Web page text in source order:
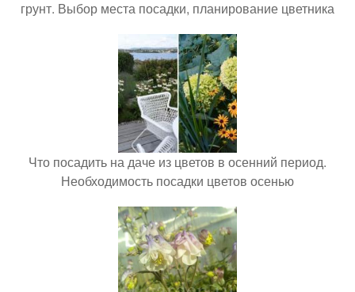
грунт. Выбор места посадки, планирование цветника
Что посадить на даче из цветов в осенний период.
Необходимость посадки цветов осенью